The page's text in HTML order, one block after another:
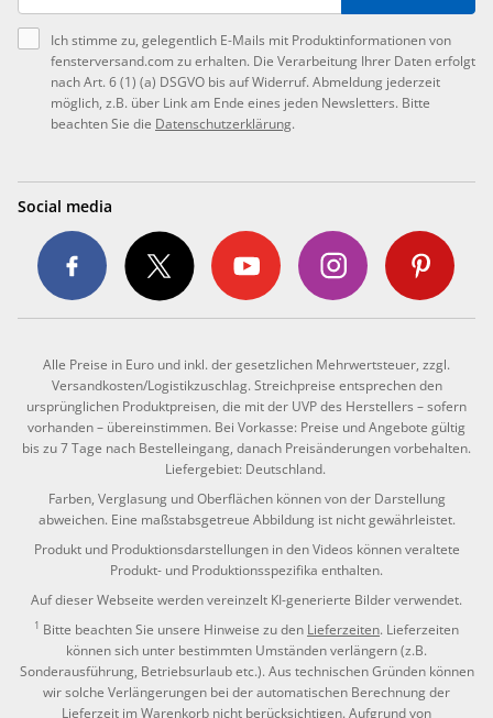
Ich stimme zu, gelegentlich E-Mails mit Produktinformationen von
fensterversand.com zu erhalten. Die Verarbeitung Ihrer Daten erfolgt
nach Art. 6 (1) (a) DSGVO bis auf Widerruf. Abmeldung jederzeit
möglich, z.B. über Link am Ende eines jeden Newsletters. Bitte
beachten Sie die Datenschutzerklärung.
Social media
Alle Preise in Euro und inkl. der gesetzlichen Mehrwertsteuer, zzgl.
Versandkosten/Logistikzuschlag. Streichpreise entsprechen den
ursprünglichen Produktpreisen, die mit der UVP des Herstellers – sofern
vorhanden – übereinstimmen. Bei Vorkasse: Preise und Angebote gültig
bis zu 7 Tage nach Bestelleingang, danach Preisänderungen vorbehalten.
Liefergebiet: Deutschland.
Farben, Verglasung und Oberflächen können von der Darstellung
abweichen. Eine maßstabsgetreue Abbildung ist nicht gewährleistet.
Produkt und Produktionsdarstellungen in den Videos können veraltete
Produkt- und Produktionsspezifika enthalten.
Auf dieser Webseite werden vereinzelt KI-generierte Bilder verwendet.
1 Bitte beachten Sie unsere Hinweise zu den Lieferzeiten. Lieferzeiten
können sich unter bestimmten Umständen verlängern (z.B.
Sonderausführung, Betriebsurlaub etc.). Aus technischen Gründen können
wir solche Verlängerungen bei der automatischen Berechnung der
Lieferzeit im Warenkorb nicht berücksichtigen. Aufgrund von